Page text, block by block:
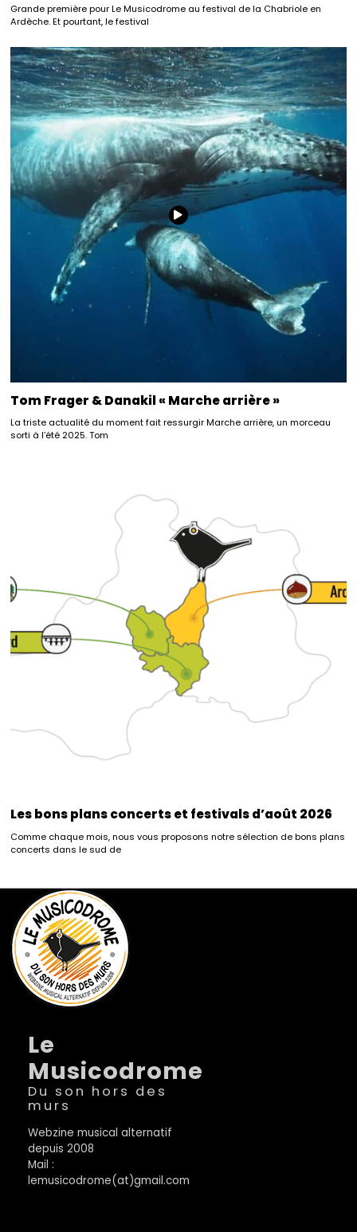
Grande première pour Le Musicodrome au festival de la Chabriole en
Ardèche. Et pourtant, le festival
Tom Frager & Danakil « Marche arrière »
La triste actualité du moment fait ressurgir Marche arrière, un morceau
sorti à l’été 2025. Tom
Les bons plans concerts et festivals d’août 2026
Comme chaque mois, nous vous proposons notre sélection de bons plans
concerts dans le sud de
Le
Musicodrome
Du son hors des
murs
Webzine musical alternatif
depuis 2008
Mail :
lemusicodrome(at)gmail.com